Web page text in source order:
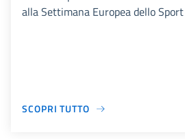
alla Settimana Europea dello Sport
SCOPRI TUTTO